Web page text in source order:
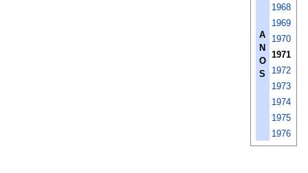
A
N
O
S
1968
1969
1970
1971
1972
1973
1974
1975
1976